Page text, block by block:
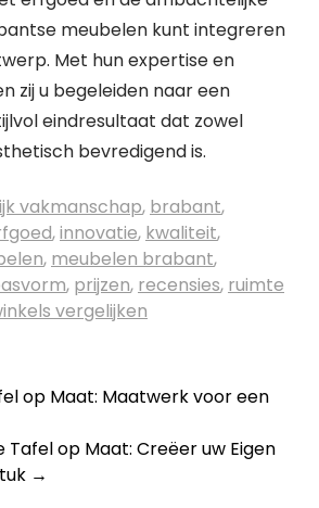
meubelen kunt integreren
Met hun expertise en
zij u begeleiden naar een
eindresultaat dat zowel
bevredigend is.
vakmanschap, brabant,
,innovatie, kwaliteit,
, meubelen brabant,
, prijzen, recensies, ruimte
vergelijken
op Maat: Maatwerk voor een
Tafel op Maat: Creëer uw Eigen
→